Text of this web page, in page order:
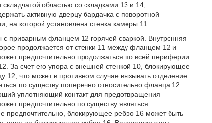
областью со складками 13 и 14,
активную дверцу бардачка с поворотной
на которой установлена стенка камеры 11.
приварным фланцем 12 горячей сваркой. Внутренняя
продолжается от стенки 11 между фланцем 12 и
предпочтительно продолжаться по всей периферии
За счет его упора с внешней стенкой 10, блокирующее
12, что может в противном случае вызывать отделение
по существу поперечно относительно фланца 12
уплотняющий контакт для предотвращения
предпочтительно по существу являться
предпочтительно, блокирующее ребро 16 может быть